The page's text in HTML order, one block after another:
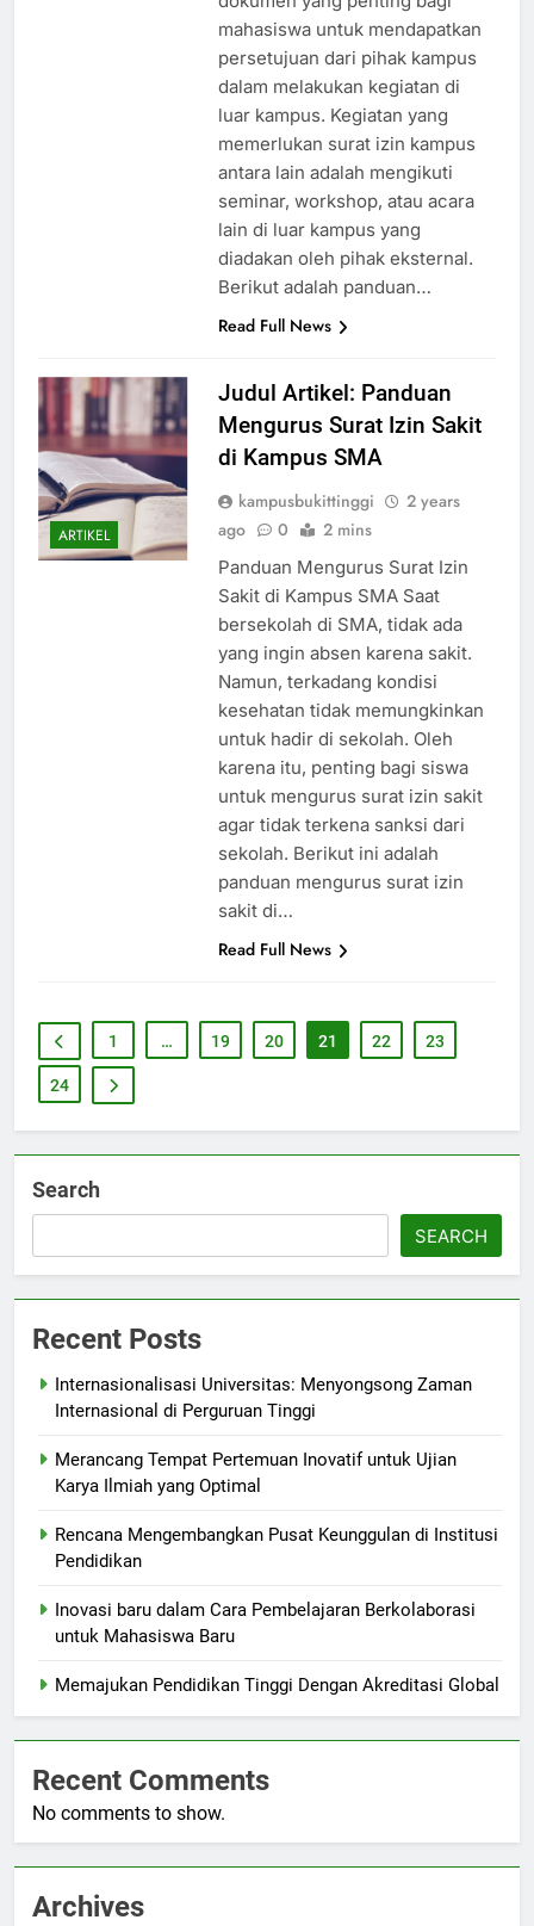
mahasiswa untuk mendapatkan
persetujuan dari pihak kampus
dalam melakukan kegiatan di
luar kampus. Kegiatan yang
memerlukan surat izin kampus
antara lain adalah mengikuti
seminar, workshop, atau acara
lain di luar kampus yang
diadakan oleh pihak eksternal.
Berikut adalah panduan…
Read Full News
ARTIKEL
Judul Artikel: Panduan
Mengurus Surat Izin Sakit
di Kampus SMA
kampusbukittinggi
2 years
ago
0 2 mins
Panduan Mengurus Surat Izin
Sakit di Kampus SMA Saat
bersekolah di SMA, tidak ada
yang ingin absen karena sakit.
Namun, terkadang kondisi
kesehatan tidak memungkinkan
untuk hadir di sekolah. Oleh
karena itu, penting bagi siswa
untuk mengurus surat izin sakit
agar tidak terkena sanksi dari
sekolah. Berikut ini adalah
panduan mengurus surat izin
sakit di…
Read Full News
1 … 19 20 21 22 23
24
Search
SEARCH
Recent Posts
Internasionalisasi Universitas: Menyongsong Zaman
Internasional di Perguruan Tinggi
Merancang Tempat Pertemuan Inovatif untuk Ujian
Karya Ilmiah yang Optimal
Rencana Mengembangkan Pusat Keunggulan di Institusi
Pendidikan
Inovasi baru dalam Cara Pembelajaran Berkolaborasi
untuk Mahasiswa Baru
Memajukan Pendidikan Tinggi Dengan Akreditasi Global
Recent Comments
No comments to show.
Archives